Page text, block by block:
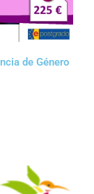
de Género